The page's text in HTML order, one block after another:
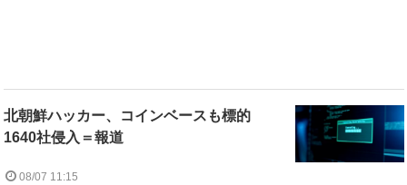
北朝鮮ハッカー、コインベースも標的
1640社侵入＝報道
08/07 11:15